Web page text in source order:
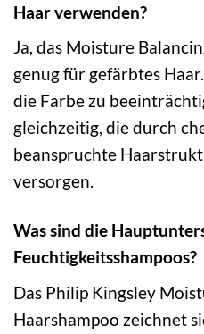
Haar verwenden?
Ja, das Moisture
genug für gefärbtes
die Farbe zu
gleichzeitig, die durch
beanspruchte
versorgen.
Was sind die
Feuchtigkeitsshampoos?
Das Philip Kingsley
Haarshampoo zeichnet